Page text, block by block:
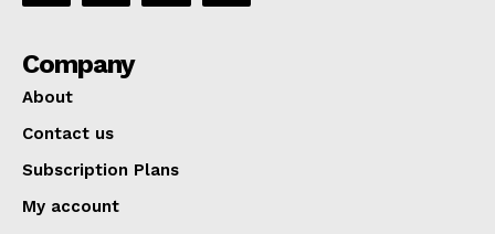
Company
About
Contact us
Subscription Plans
My account